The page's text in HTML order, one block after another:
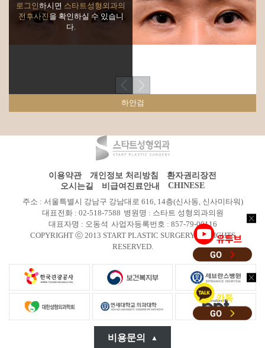
로그인하시면 스타트성형외과의
전후사진을 확인하실 수 있습니
다.
하안검
비용문의 ▲
이용약관 개인정보 처리방침
환자권리장전
오시는길
비급여진료안내
CHINESE
주소 : 서울특별시 강남구 강남대로 616, 14층(신사동, 신사미타워)
대표전화 : 02-518-7588 병원명 : 스타트 성형외과의원
대표자명 : 오동석 사업자등록번호 : 857-79-00116
COPYRIGHT ⓒ 2013 START PLASTIC SURGERY All RIGHTS
RESERVED.